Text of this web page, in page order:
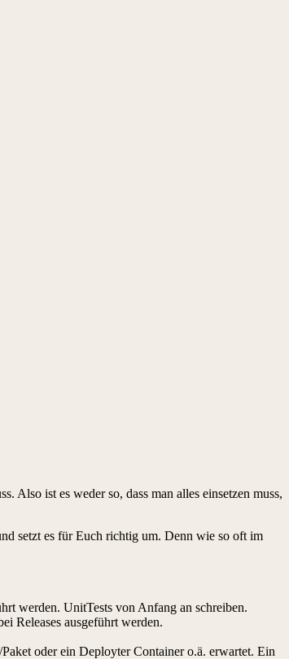
Also ist es weder so, dass man alles einsetzen muss,
setzt es für Euch richtig um. Denn wie so oft im
werden. UnitTests von Anfang an schreiben.
Releases ausgeführt werden.
oder ein Deployter Container o.ä. erwartet. Ein